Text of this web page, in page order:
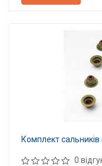
Комплект сальників
0